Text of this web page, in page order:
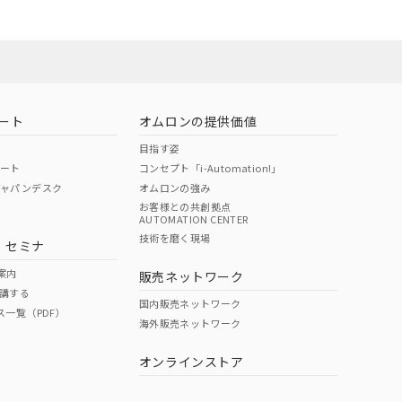
O O
ページへ
ください
ト
ト
パンデスク
セミナ
内
する
覧（PDF）
オムロンの提供価値
目指す姿
コンセプト「i-Automation!」
オムロンの強み
お客様との共創拠点
AUTOMATION CENTER
技術を磨く現場
販売ネットワーク
国内販売ネットワーク
海外販売ネットワーク
オンラインストア